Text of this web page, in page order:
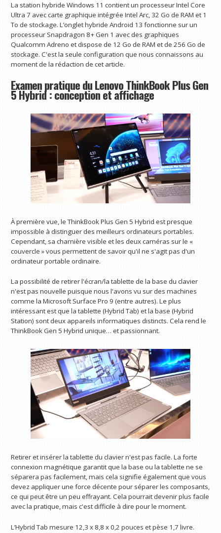
La station hybride Windows 11 contient un processeur Intel Core
Ultra 7 avec carte graphique intégrée Intel Arc, 32 Go de RAM et 1
To de stockage. L’onglet hybride Android 13 fonctionne sur un
processeur Snapdragon 8+ Gen 1 avec des graphiques
Qualcomm Adreno et dispose de 12 Go de RAM et de 256 Go de
stockage. C'est la seule configuration que nous connaissons au
moment de la rédaction de cet article.
Examen pratique du Lenovo ThinkBook Plus Gen
5 Hybrid : conception et affichage
À première vue, le ThinkBook Plus Gen 5 Hybrid est presque
impossible à distinguer des meilleurs ordinateurs portables.
Cependant, sa charnière visible et les deux caméras sur le «
couvercle » vous permettent de savoir qu'il ne s'agit pas d'un
ordinateur portable ordinaire.
La possibilité de retirer l'écran/la tablette de la base du clavier
n'est pas nouvelle puisque nous l'avons vu sur des machines
comme la Microsoft Surface Pro 9 (entre autres). Le plus
intéressant est que la tablette (Hybrid Tab) et la base (Hybrid
Station) sont deux appareils informatiques distincts. Cela rend le
ThinkBook Gen 5 Hybrid unique… et passionnant.
Retirer et insérer la tablette du clavier n'est pas facile. La forte
connexion magnétique garantit que la base ou la tablette ne se
séparera pas facilement, mais cela signifie également que vous
devez appliquer une force décente pour séparer les composants,
ce qui peut être un peu effrayant. Cela pourrait devenir plus facile
avec la pratique, mais c'est difficile à dire pour le moment.
L’Hybrid Tab mesure 12,3 x 8,8 x 0,2 pouces et pèse 1,7 livre.